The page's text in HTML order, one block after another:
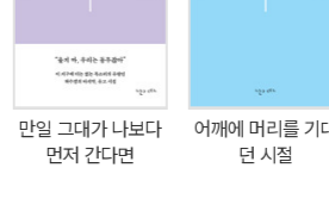
때면, 쓰는 그 순간만큼은 통편집된 것처
함께 잠시 머리도 시간도 사라진다고. 그
엄청나고 그후의 삶은 오직 그 시간을 되
느껴진다고. 황유원은 그 모든 시적 시간을
를 거의 받아쓸 때 그는 자기도 모르는 새
만일 그대가 나보다
먼저 간다면
어깨에 머리를 기
던 시절